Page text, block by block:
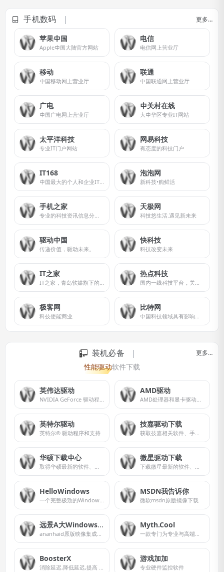
手机数码 更多…
苹果中国
Apple中国大陆官方网站
电信
电信网上营业厅
移动
中国移动网上营业厅
联通
中国联通网上营业厅
广电
中国广电网上营业厅
中关村在线
大中华区专业IT网站
太平洋科技
专业IT门户网站
网易科技
有态度的科技门户
IT168
中国最大的个人和企业IT产品选购、互动网站
泡泡网
新科技•购鲜活
手机之家
专业的科技资讯信息分享网站
天极网
科技悠生活.遇见新未来
驱动中国
传递价值，驱动未来。
快科技
科技改变未来
IT之家
IT之家，青岛软媒旗下的前沿科技门户网站。
热点科技
国内一线科技平台，关注科技热点，报道新、酷产品，集众多KOL达人，提供试用平台，分享美好数字生活
极客网
科技使能商业
比特网
中国科技领域具有影响力的信息枢纽之一
装机必备
性能驱动软件下载
更多…
英伟达驱动
NVIDIA GeForce 驱动程序官方提供下载最新版的 Geforce 驱动程序，可提升 PC 游戏体验和应用程序速度。
AMD驱动
AMD处理器和显卡驱动程序及支持
英特尔驱动
英特尔® 驱动程序和支持
技嘉驱动下载
获取技嘉相关软件、手册、驱动程序和固件
华硕下载中心
取得华硕最新的软件、手册、驱动程序和固件
微星驱动下载
下载微星最新的软件、驱动程序、实用工具及程序
HelloWindows
一个完整极致的Windows纯净系统下载站，不夹带任何私货，系统全部来源于微软官方原版，本站只是收录官方发布的系统以及工具，方便大家下载，请放心使用。
MSDN我告诉你
微软msdn原版镜像下载
远景A大Windows 11原版集成映像
ananhaid原版映像集成补丁多版本镜像下载
Myth.Cool
一款专门为专业与高端玩家而生的软件
BoosterX
消除延迟,降低延迟,提高 FPS*
游戏加加
专业硬件监控软件